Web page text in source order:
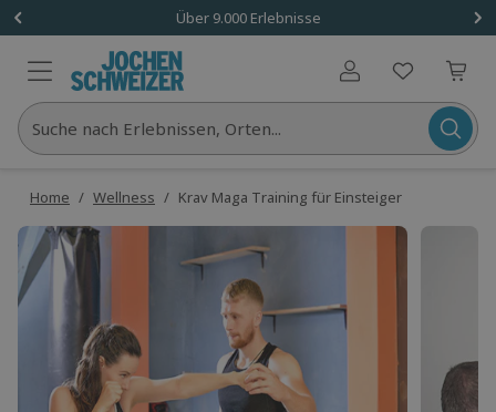
Über 9.000 Erlebnisse
Benutzerkonto
Suche nach Erlebnissen, Orten...
Home / Wellness / Krav Maga Training für Einsteiger